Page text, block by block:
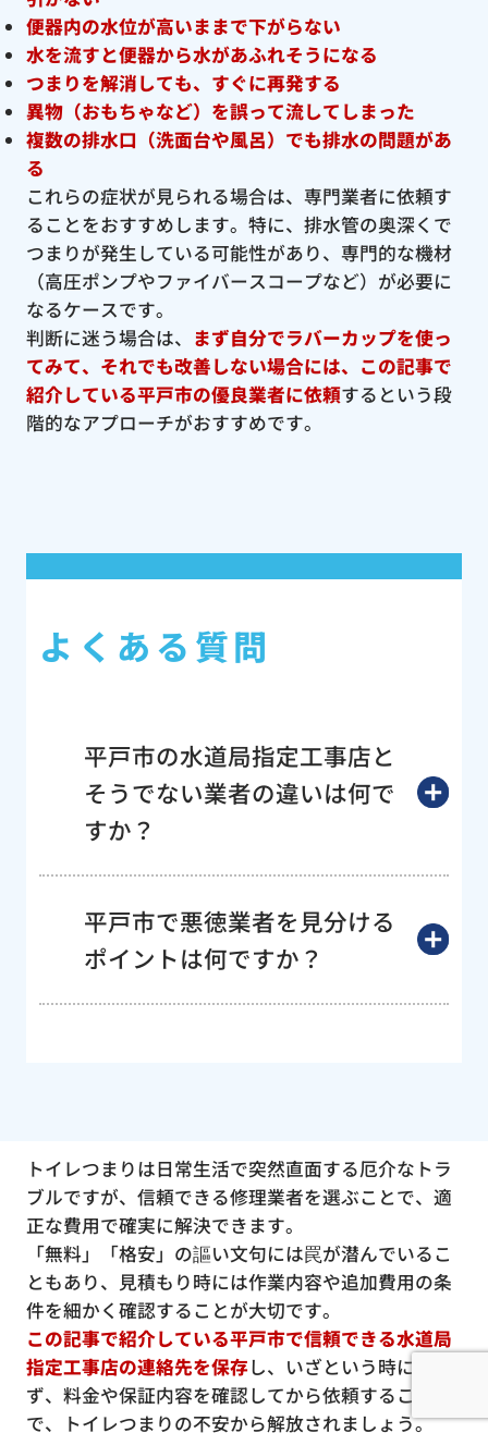
便器内の水位が高いままで下がらない
水を流すと便器から水があふれそうになる
つまりを解消しても、すぐに再発する
異物（おもちゃなど）を誤って流してしまった
複数の排水口（洗面台や風呂）でも排水の問題があ
る
これらの症状が見られる場合は、専門業者に依頼す
ることをおすすめします。特に、排水管の奥深くで
つまりが発生している可能性があり、専門的な機材
（高圧ポンプやファイバースコープなど）が必要に
なるケースです。
判断に迷う場合は、 まず自分でラバーカップを使っ
てみて、それでも改善しない場合には、この記事で
紹介している平戸市の優良業者に依頼するという段
階的なアプローチがおすすめです。
よくある質問
平戸市の水道局指定工事店と
そうでない業者の違いは何で
すか？
平戸市で悪徳業者を見分ける
ポイントは何ですか？
トイレつまりは日常生活で突然直面する厄介なトラ
ブルですが、信頼できる修理業者を選ぶことで、適
正な費用で確実に解決できます。
「無料」「格安」の謳い文句には罠が潜んでいるこ
ともあり、見積もり時には作業内容や追加費用の条
件を細かく確認することが大切です。
この記事で紹介している平戸市で信頼できる水道局
指定工事店の連絡先を保存し、いざという時に慌て
ず、料金や保証内容を確認してから依頼すること
で、トイレつまりの不安から解放されましょう。